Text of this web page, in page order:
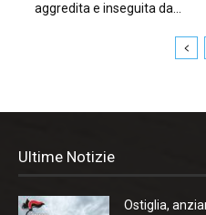
aggredita e inseguita da...
Ultime Notizie
Ostiglia,